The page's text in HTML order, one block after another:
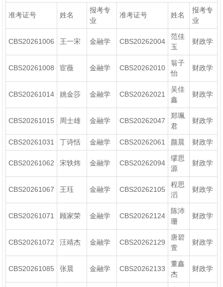
准考证号 姓名
报考专
业
准考证号 姓名
报考专
业
CBS20261006 王一宋 金融学 CBS20262004
范佳
玉
财政学
CBS20261008 宦薇 金融学 CBS20262010
翁子
怡
财政学
CBS20261014 姚金莎 金融学 CBS20262021
吴佳
鑫
财政学
CBS20261015 周士雄 金融学 CBS20262047
郑珮
君
财政学
CBS20261031 丁诗恬 金融学 CBS20262061 颜晨 财政学
CBS20261062 宋轶炜 金融学 CBS20262094
缪思
源
财政学
CBS20261067 王珏 金融学 CBS20262105
程思
滔
财政学
CBS20261071 顾家荣 金融学 CBS20262124
陈沛
珊
财政学
CBS20261072 汪靖杰 金融学 CBS20262129
唐碧
萱
财政学
CBS20261085 张晨 金融学 CBS20262133
董鑫
杰
财政学